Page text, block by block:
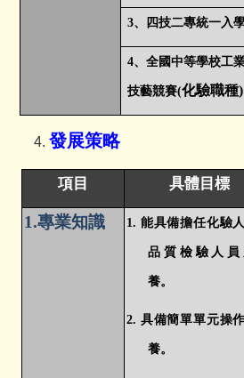
3、四技二專統一入
4、全國中等學校工
技藝競賽(化驗職種)
發展策略
項目 具體目標
1.專業知識 1. 能具備擔任化驗人
品質檢驗人員
養。
2. 具備簡單單元操
養。